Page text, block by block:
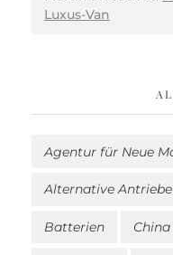
Luxus-Van
Agentur für Neue
Alternative Antriebe
Batterien China